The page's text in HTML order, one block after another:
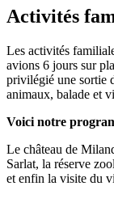
Activités
Les activités
avions 6 jours sur
privilégié une sortie
animaux, balade et
Voici notre
Le château de
Sarlat, la réserve
et enfin la visite du